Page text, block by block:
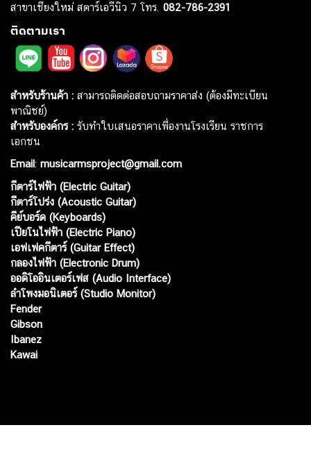
สาขาเชียงใหม่ สตาร์เอวีนิว 7 โทร. 082-786-2391
ติดตามเรา
สำหรับร้านค้า : สามารถติดต่อสอบถามราคาส่ง (ต้องมีทะเบียน
พาณิชย์)
สำหรับองค์กร : รับทำใบเสนอราคาเพื่องานโรงเรียน ราชการ
เอกชน
Email: musicarmsproject@gmail.com
กีตาร์ไฟฟ้า (Electric Guitar)
กีตาร์โปร่ง (Acoustic Guitar)
คีย์บอร์ด (Keyboards)
เปียโนไฟฟ้า (Electric Piano)
เอฟเฟคกีตาร์ (Guitar Effect)
กลองไฟฟ้า (Electronic Drum)
ออดิโออินเตอร์เฟส (Audio Interface)
ลำโพงมอนิเตอร์ (Studio Monitor)
Fender
Gibson
Ibanez
Kawai